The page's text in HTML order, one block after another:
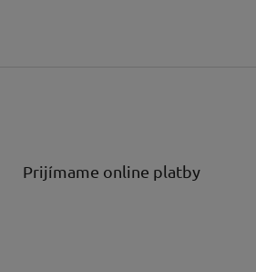
Prijímame online platby